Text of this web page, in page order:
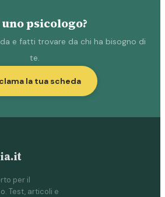
uno psicologo?
e fatti trovare da chi ha bisogno di
te.
la tua scheda
per il
Test, articoli e